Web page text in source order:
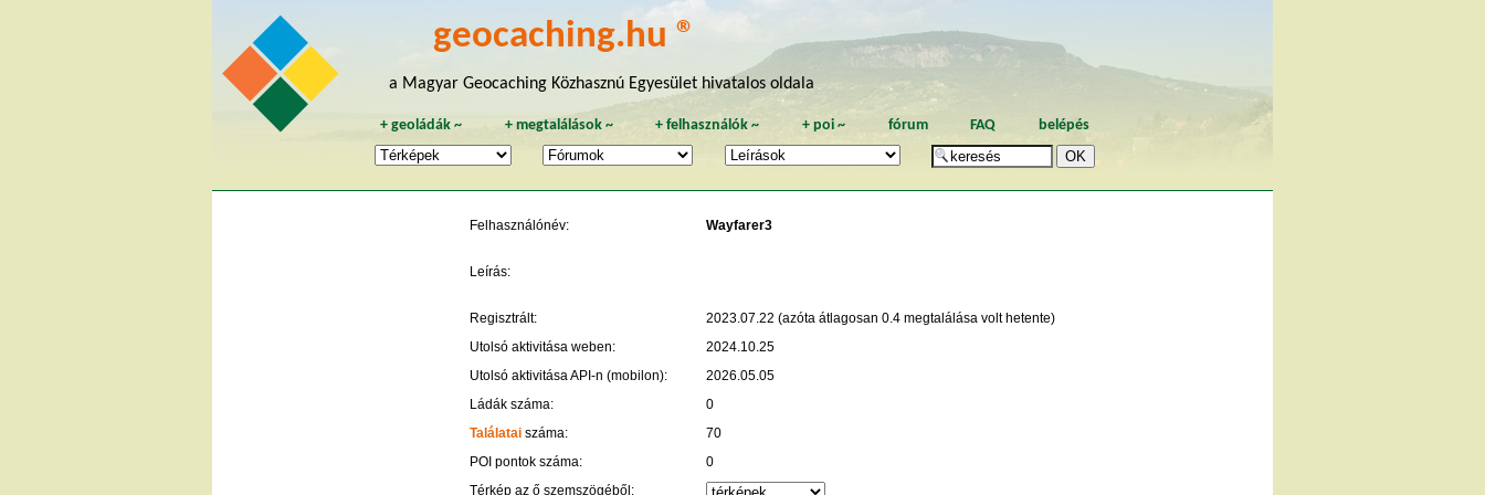
geocaching.hu ®
a Magyar Geocaching Közhasznú Egyesület hivatalos oldala
+geoládák ~ + megtalálások~ +felhasználók ~ + poi~ fórum FAQ belépés
Felhasználónév: Wayfarer3
Leírás:
Regisztrált:
2023.07.22 (azóta átlagosan 0.4 megtalálása volt hetente)
Utolsó aktivitása weben:
2024.10.25
Utolsó aktivitása API-n (mobilon):
2026.05.05
Ládák száma:
0
Találatai száma:
70
POI pontok száma:
0
Térkép az ő szemszögéből: